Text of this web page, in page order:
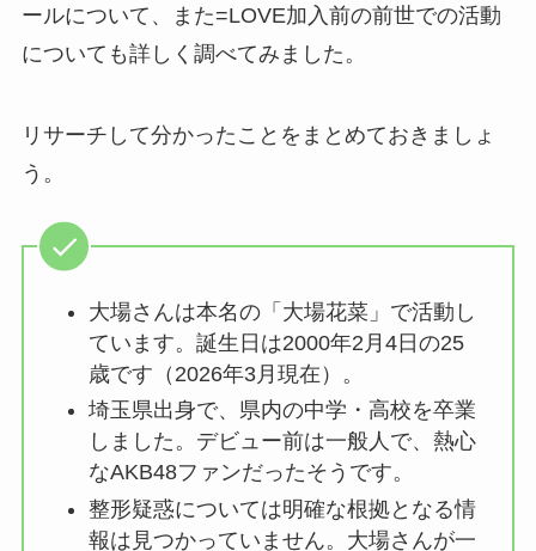
ールについて、また=LOVE加入前の前世での活動
についても詳しく調べてみました。
リサーチして分かったことをまとめておきましょ
う。
大場さんは本名の「大場花菜」で活動し
ています。誕生日は2000年2月4日の25
歳です（2026年3月現在）。
埼玉県出身で、県内の中学・高校を卒業
しました。デビュー前は一般人で、熱心
なAKB48ファンだったそうです。
整形疑惑については明確な根拠となる情
報は見つかっていません。大場さんが一